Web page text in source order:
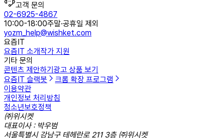
고객 문의
02-6925-4867
10:00-18:00주말·공휴일 제외
yozm_help@wishket.com
요즘IT
요즘IT 소개작가 지원
기타 문의
콘텐츠 제안하기 광고 상품 보기
요즘IT 슬랙봇
크롬 확장 프로그램
이용약관
개인정보 처리방침
청소년보호정책
㈜위시켓
대표이사 : 박우범
서울특별시 강남구 테헤란로 211 3층 ㈜위시켓